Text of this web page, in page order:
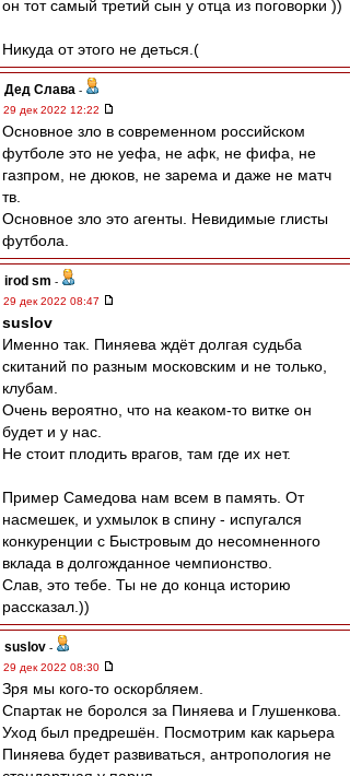
он тот самый третий сын у отца из поговорки ))
Никуда от этого не деться.(
Дед Слава -
29 дек 2022 12:22
Основное зло в современном российском
футболе это не уефа, не афк, не фифа, не
газпром, не дюков, не зарема и даже не матч
тв.
Основное зло это агенты. Невидимые глисты
футбола.
irod sm -
29 дек 2022 08:47
suslov
Именно так. Пиняева ждёт долгая судьба
скитаний по разным московским и не только,
клубам.
Очень вероятно, что на кеаком-то витке он
будет и у нас.
Не стоит плодить врагов, там где их нет.
Пример Самедова нам всем в память. От
насмешек, и ухмылок в спину - испугался
конкуренции с Быстровым до несомненного
вклада в долгожданное чемпионство.
Слав, это тебе. Ты не до конца историю
рассказал.))
suslov -
29 дек 2022 08:30
Зря мы кого-то оскорбляем.
Спартак не боролся за Пиняева и Глушенкова.
Уход был предрешён. Посмотрим как карьера
Пиняева будет развиваться, антропология не